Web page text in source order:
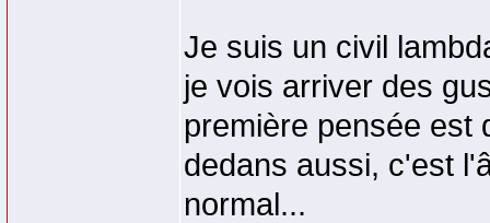
Je suis un civil
je vois arriver des
première pensée est
dedans aussi, c'est
normal...